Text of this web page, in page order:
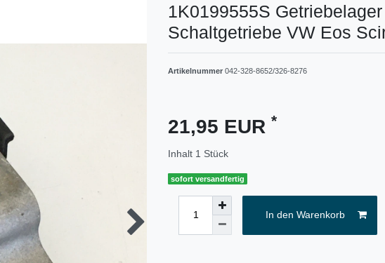
1K0199555S
Schaltgetriebe VW Eos
Artikelnummer 042-328-8652/326-8276
21,95 EUR *
Inhalt 1 Stück
sofort versandfertig
In den Warenkorb